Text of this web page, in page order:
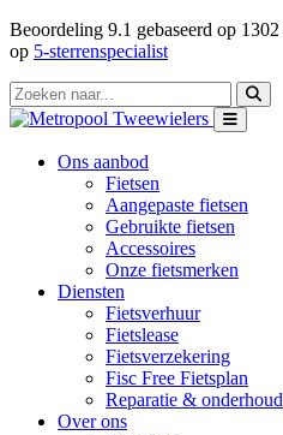
Beoordeling 9.1 gebaseerd op 1302
op 5-sterrenspecialist
Ons aanbod
Fietsen
Aangepaste fietsen
Gebruikte fietsen
Accessoires
Onze fietsmerken
Diensten
Fietsverhuur
Fietslease
Fietsverzekering
Fisc Free Fietsplan
Reparatie & onderhoud
Over ons